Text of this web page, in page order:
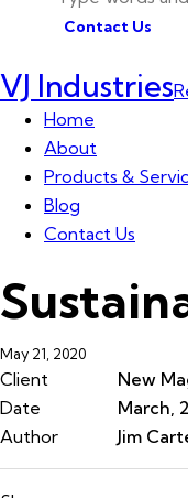
Contact Us
VJ Industries
Home
About
Products &
Blog
Contact Us
May 21, 2020
Client
New
Date
March,
Author
Jim